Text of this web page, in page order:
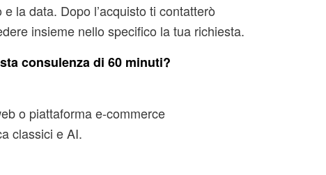
la data. Dopo l’acquisto ti contatterò
insieme nello specifico la tua richiesta.
consulenza di 60 minuti?
o piattaforma e-commerce
classici e AI.